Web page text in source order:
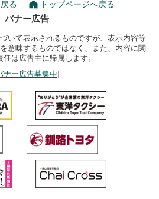
る トップページへ戻る
バナー広告
いて表示されるものですが、表示内容等
意味するものではなく、また、内容に関
は広告主に帰属します。
ナー広告募集中]